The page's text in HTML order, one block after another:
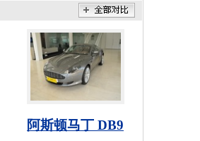
阿斯顿马丁 DB9